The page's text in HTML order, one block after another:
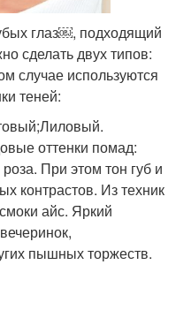
глаз￼, подходящий
сделать двух типов:
случае используются
теней:
оттенки помад:
При этом тон губ и
контрастов. Из техник
айс. Яркий
пышных торжеств.